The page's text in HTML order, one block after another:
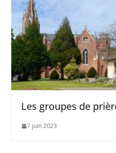
Les groupes de
7 juin 2023